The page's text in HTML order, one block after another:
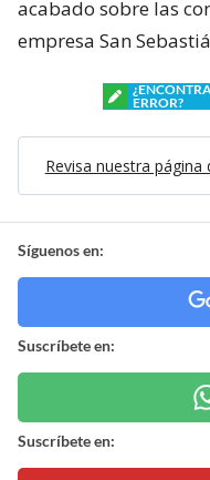
acabado sobre las
empresa San
ERROR?
Revisa nuestra página
Síguenos en:
Suscríbete en:
Suscríbete en: